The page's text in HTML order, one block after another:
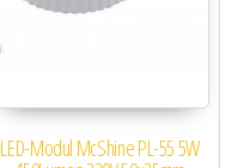
LED-Modul McShine PL-55 5W